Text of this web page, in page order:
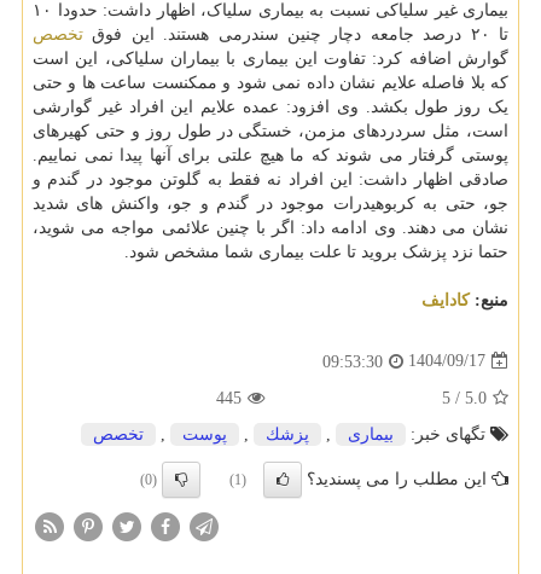
بیماری غیر سلیاکی نسبت به بیماری سلیاک، اظهار داشت: حدودا ۱۰
تا ۲۰ درصد جامعه دچار چنین سندرمی هستند. این فوق
تخصص
گوارش اضافه کرد: تفاوت این بیماری با بیماران سلیاکی، این است
که بلا فاصله علایم نشان داده نمی شود و ممکنست ساعت ها و حتی
یک روز طول بکشد. وی افزود: عمده علایم این افراد غیر گوارشی
است، مثل سردردهای مزمن، خستگی در طول روز و حتی کهیرهای
پوستی گرفتار می شوند که ما هیچ علتی برای آنها پیدا نمی نماییم.
صادقی اظهار داشت: این افراد نه فقط به گلوتن موجود در گندم و
جو، حتی به کربوهیدرات موجود در گندم و جو، واکنش های شدید
نشان می دهند. وی ادامه داد: اگر با چنین علائمی مواجه می شوید،
حتما نزد پزشک بروید تا علت بیماری شما مشخص شود.
منبع:كادایف
1404/09/17
09:53:30
5.0
/
5
445
تگهای خبر:
بیماری پزشك پوست تخصص
این مطلب را می پسندید؟ (1)
(0)